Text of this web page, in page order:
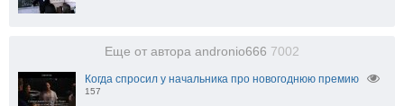
Еще от автора andronio666 7002
Когда спросил у начальника про новогоднюю премию
157